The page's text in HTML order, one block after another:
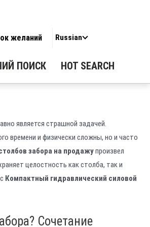
желаний Russian
ПОИСК HOT SEARCH
является страшной задачей.
времени и физически сложны, но и часто
забора на продажупроизвел
целостность как столба, так и
Компактный гидравлический силовой
Сочетание